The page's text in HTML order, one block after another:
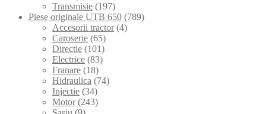
Transmisie (197)
Piese originale UTB 650 (789)
Accesorii tractor (4)
Caroserie (65)
Directie (101)
Electrice (83)
Franare (18)
Hidraulica (74)
Injectie (34)
Motor (243)